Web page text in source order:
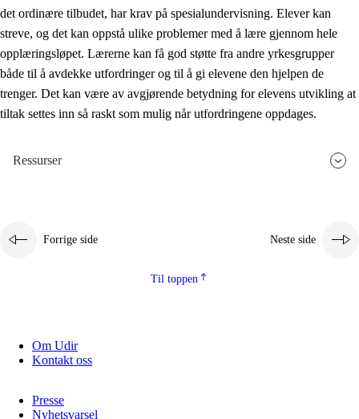
det ordinære tilbudet, har krav på spesialundervisning. Elever kan
streve, og det kan oppstå ulike problemer med å lære gjennom hele
opplæringsløpet. Lærerne kan få god støtte fra andre yrkesgrupper
både til å avdekke utfordringer og til å gi elevene den hjelpen de
trenger. Det kan være av avgjørende betydning for elevens utvikling at
tiltak settes inn så raskt som mulig når utfordringene oppdages.
Ressurser
Forrige side Neste side
Til toppen
Om Udir
Kontakt oss
Presse
Nyhetsvarsel